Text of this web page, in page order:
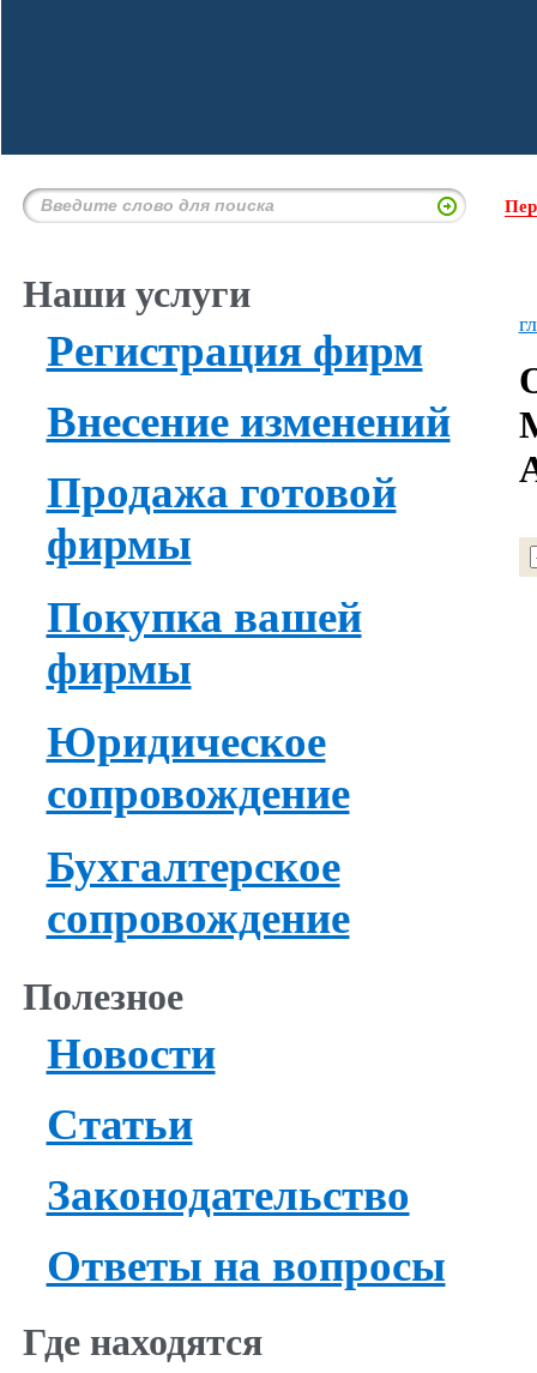
Наши услуги
Регистрация фирм
Внесение изменений
Продажа готовой
фирмы
Покупка вашей
фирмы
Юридическое
сопровождение
Бухгалтерское
сопровождение
Полезное
Новости
Статьи
Законодательство
Ответы на вопросы
Где находятся